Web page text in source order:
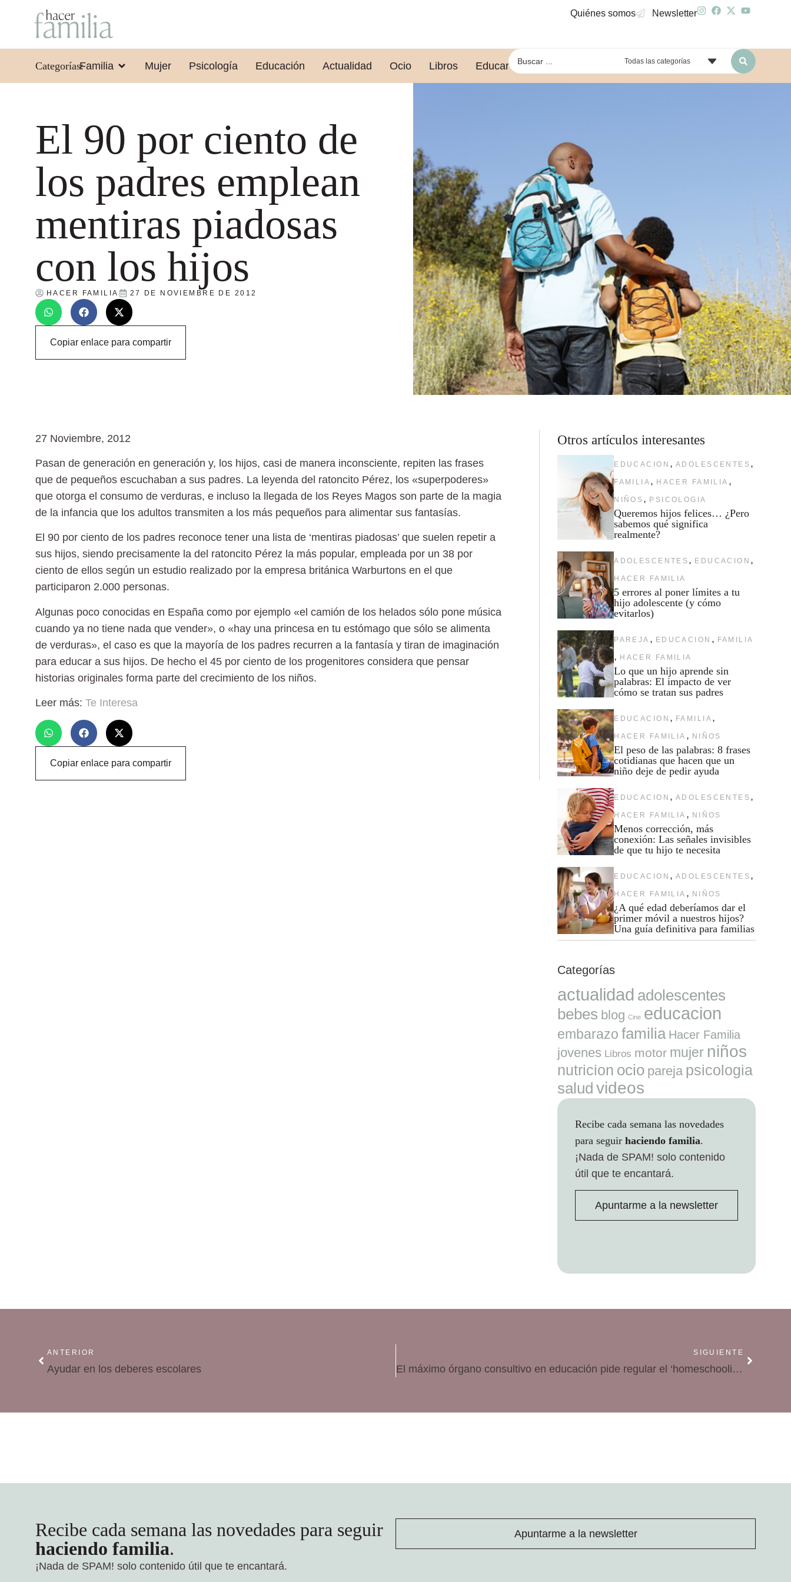
Quiénes somos Newsletter
Categorías:Familia Mujer Psicología Educación Actualidad Ocio Libros Educar leyendo Todas las categorías
El 90 por ciento de
los padres emplean
mentiras piadosas
con los hijos
HACER FAMILIA 27 DE NOVIEMBRE DE 2012
Copiar enlace para compartir
27 Noviembre, 2012
Pasan de generación en generación y, los hijos, casi de manera inconsciente, repiten las frases
que de pequeños escuchaban a sus padres. La leyenda del ratoncito Pérez, los «superpoderes»
que otorga el consumo de verduras, e incluso la llegada de los Reyes Magos son parte de la magia
de la infancia que los adultos transmiten a los más pequeños para alimentar sus fantasías.
El 90 por ciento de los padres reconoce tener una lista de ‘mentiras piadosas’ que suelen repetir a
sus hijos, siendo precisamente la del ratoncito Pérez la más popular, empleada por un 38 por
ciento de ellos según un estudio realizado por la empresa británica Warburtons en el que
participaron 2.000 personas.
Algunas poco conocidas en España como por ejemplo «el camión de los helados sólo pone música
cuando ya no tiene nada que vender», o «hay una princesa en tu estómago que sólo se alimenta
de verduras», el caso es que la mayoría de los padres recurren a la fantasía y tiran de imaginación
para educar a sus hijos. De hecho el 45 por ciento de los progenitores considera que pensar
historias originales forma parte del crecimiento de los niños.
Leer más: Te Interesa
Copiar enlace para compartir
Otros artículos interesantes
EDUCACION , ADOLESCENTES ,
FAMILIA , HACER FAMILIA ,
NIÑOS , PSICOLOGIA
Queremos hijos felices… ¿Pero
sabemos qué significa
realmente?
ADOLESCENTES , EDUCACION ,
HACER FAMILIA
5 errores al poner límites a tu
hijo adolescente (y cómo
evitarlos)
PAREJA , EDUCACION , FAMILIA
, HACER FAMILIA
Lo que un hijo aprende sin
palabras: El impacto de ver
cómo se tratan sus padres
EDUCACION , FAMILIA ,
HACER FAMILIA , NIÑOS
El peso de las palabras: 8 frases
cotidianas que hacen que un
niño deje de pedir ayuda
EDUCACION , ADOLESCENTES ,
HACER FAMILIA , NIÑOS
Menos corrección, más
conexión: Las señales invisibles
de que tu hijo te necesita
EDUCACION , ADOLESCENTES ,
HACER FAMILIA , NIÑOS
¿A qué edad deberíamos dar el
primer móvil a nuestros hijos?
Una guía definitiva para familias
Categorías
actualidad adolescentes
bebes blog Cine educacion
embarazo familia Hacer Familia
jovenes Libros motor mujer niños
nutricion ocio pareja psicologia
salud videos
Recibe cada semana las novedades
para seguir haciendo familia.
¡Nada de SPAM! solo contenido
útil que te encantará.
Apuntarme a la newsletter
ANTERIOR
Ayudar en los deberes escolares
SIGUIENTE
El máximo órgano consultivo en educación pide regular el ‘homeschooling’
Recibe cada semana las novedades para seguir
haciendo familia.
¡Nada de SPAM! solo contenido útil que te encantará.
Apuntarme a la newsletter